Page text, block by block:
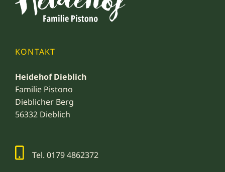
KONTAKT
Heidehof Dieblich
Familie Pistono
Dieblicher Berg
56332 Dieblich
Tel. 0179 4862372